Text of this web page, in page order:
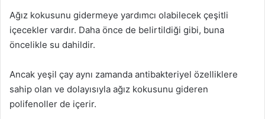
Ağız kokusunu gidermeye yardımcı olabilecek çeşitli
içecekler vardır. Daha önce de belirtildiği gibi, buna
öncelikle su dahildir.
Ancak yeşil çay aynı zamanda antibakteriyel özelliklere
sahip olan ve dolayısıyla ağız kokusunu gideren
polifenoller de içerir.